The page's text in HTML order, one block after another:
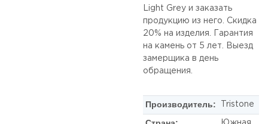
Light Grey и заказать
продукцию из него. Скидка
20% на изделия. Гарантия
на камень от 5 лет. Выезд
замерщика в день
обращения.
Производитель: Tristone